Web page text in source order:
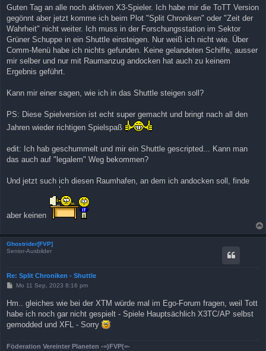
t
r
a
g
Guten Tag an alle noch aktiven X3-Spieler. Ich habe mir die ToTT Version
gegönnt aber jetzt komme ich beim Plot "Split Chroniken" oder "Zeit der
Wahrheit" nicht weiter. Ich muss in der Forschungsstation im Sektor
Grüner Schuppe in ein Shuttle einsteigen. Nur weiß ich nicht wie. Über
Comm-Menü habe ich nichts gefunden. Keine gelandeten Schiffe, ausser
mir selber und nur mit Raumanzug andocken hat auch zu keinem
Ergebnis geführt.
Kann mir einer sagen, wie ich in das Shuttle steigen soll?
PS: Diese Spielversion ist echt super gemacht und bringt nach all den
Jahren wieder richtigen Spielspaß
edit: Ich hab geschummelt und mir ein Shuttle gescripted... Kann man
das auch auf "legalem" Weg bekommen?
Und jetzt such ich diesen Raumhafen, an dem ich andocken soll, finde
aber keinen
Ghostrider[FVP]
Senior-Ausbilder
Re: Split Chroniken - Shuttle
B
t
r
g
Mo 11 Sep, 2023 8:16 pm
Hm.. gleiches wie bei der XTM würde mal im Ego-Forum fragen, weil Tott
habe ich noch gar nicht gespielt - Spiele Hauptsächlich X3TC/AP selbst
gemodded und XFL - Sorry
Föderation Vereinter Planeten -=)FVP(=-